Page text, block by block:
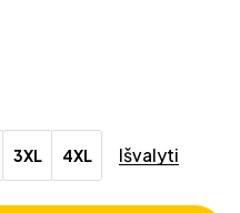
3XL 4XL Išvalyti